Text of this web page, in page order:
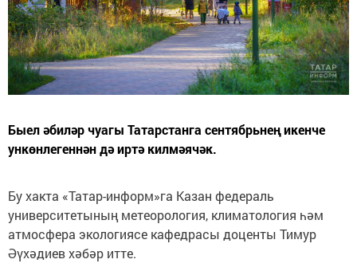
Быел әбиләр чуагы Татарстанга сентябрьнең икенче
ункөнлегеннән дә иртә килмәячәк.
Бу хакта «Татар-информ»га Казан федераль
университетының метеорология, климатология һәм
атмосфера экологиясе кафедрасы доценты Тимур
Әүхәдиев хәбәр итте.